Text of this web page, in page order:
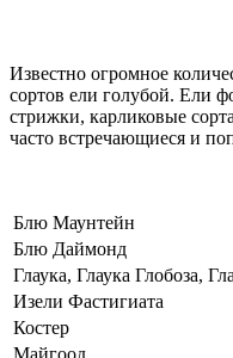
Известно огромное
сортов ели голубой. Ели
стрижки, карликовые
часто встречающиеся и
Блю Маунтейн
Блю Даймонд
Глаука, Глаука Глобоза,
Изели Фастигиата
Костер
Майгоод